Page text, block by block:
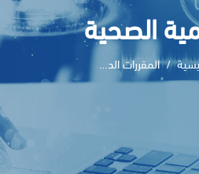
الصحية
المقررات الدراسية